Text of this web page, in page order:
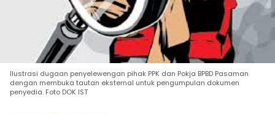
Ilustrasi dugaan penyelewengan pihak PPK dan Pokja BPBD Pasaman
dengan membuka tautan eksternal untuk pengumpulan dokumen
penyedia. Foto DOK IST